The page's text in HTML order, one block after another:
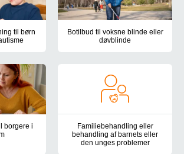
til børn
Botilbud til voksne blinde eller
døvblinde
borgere i
Kirkevej og Teglgårdsparken tilbyder
Familiebehandling eller
behandling af barnets eller
den unges problemer